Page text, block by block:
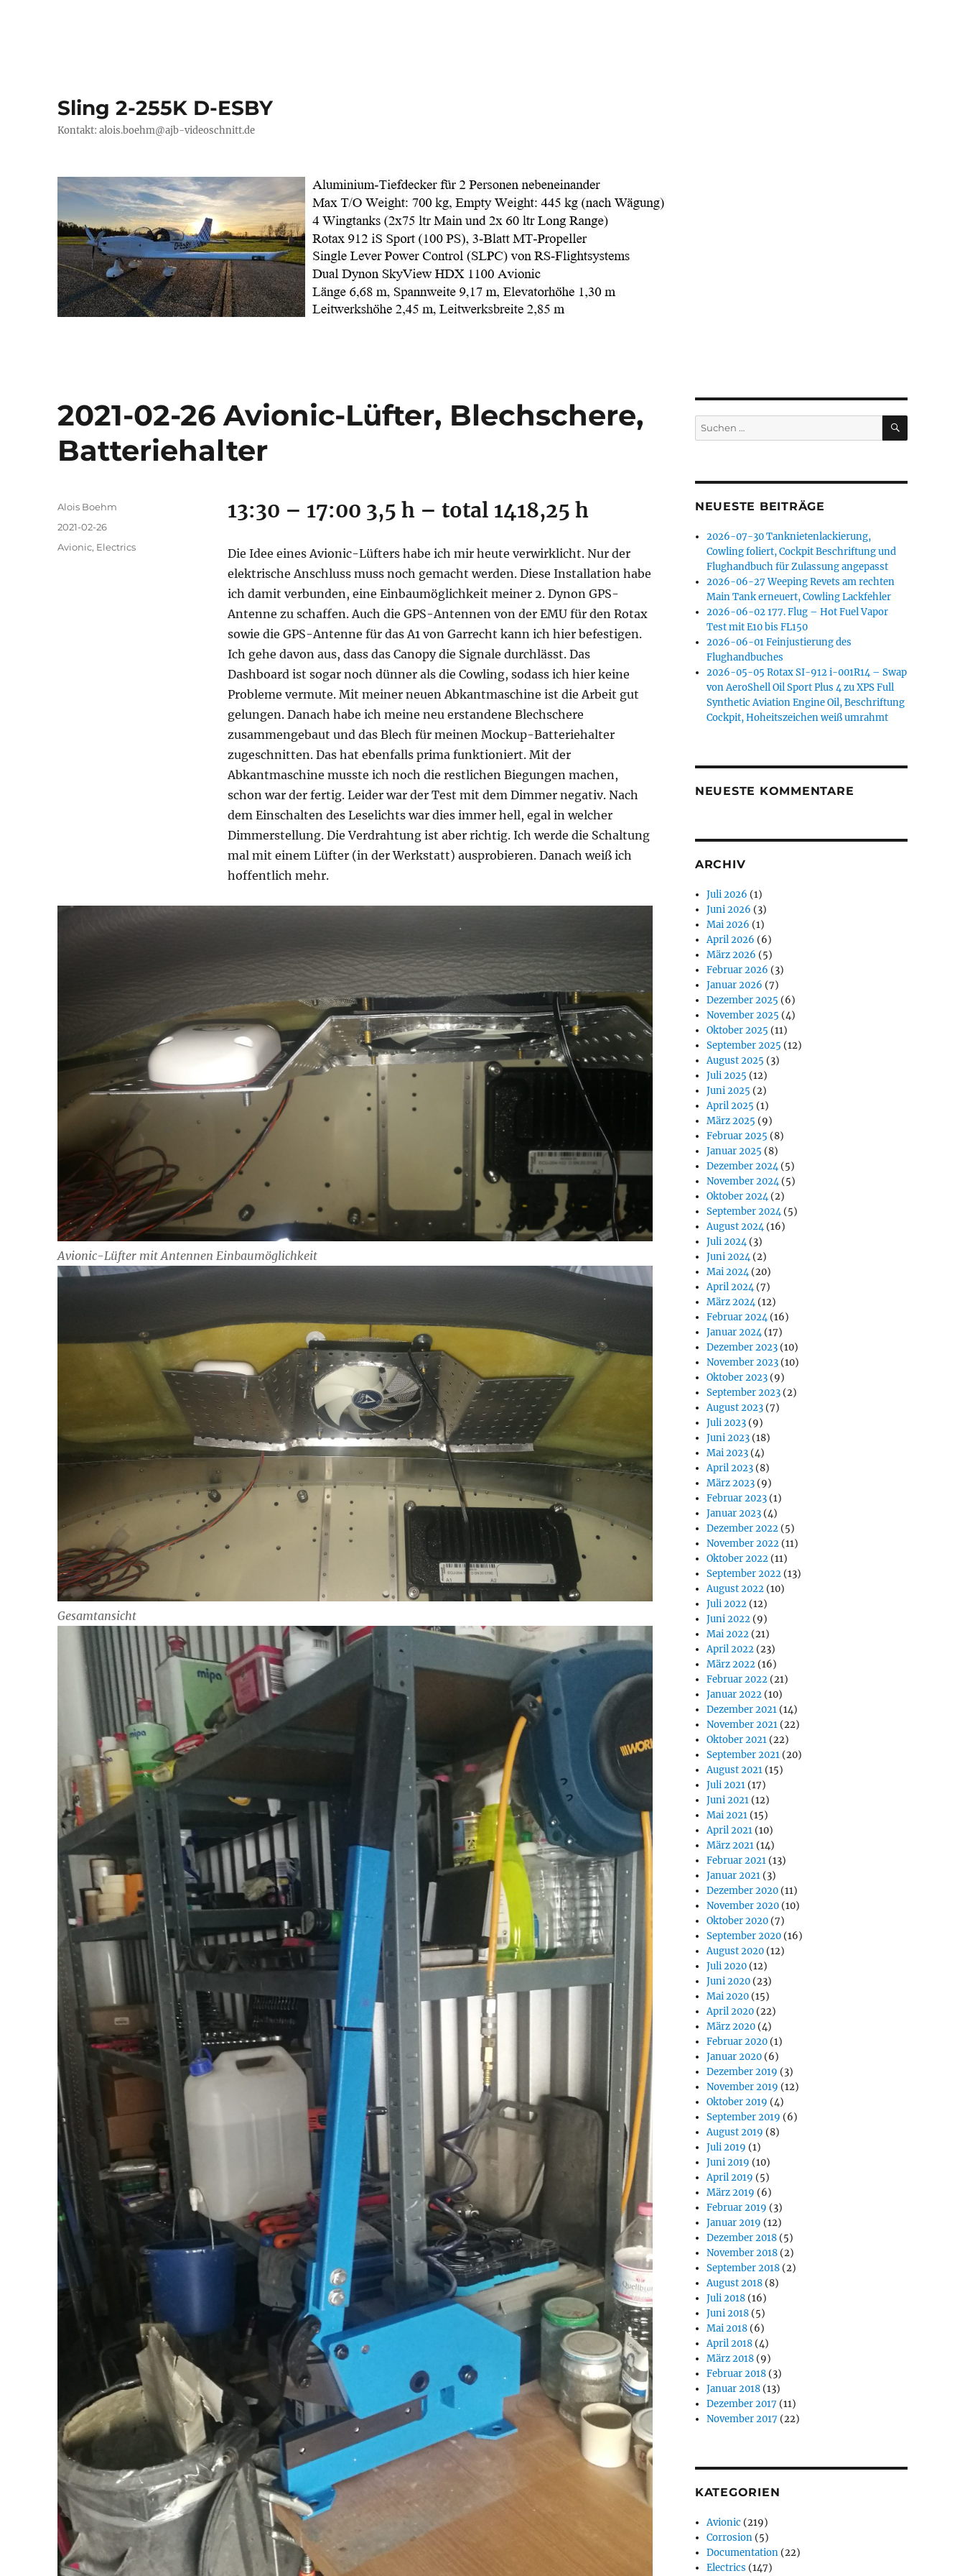
Sling 2-255K D-ESBY
Kontakt: alois.boehm@ajb-videoschnitt.de
2021-02-26 Avionic-Lüfter, Blechschere,
Batteriehalter
13:30 – 17:00 3,5 h – total 1418,25 h
Die Idee eines Avionic-Lüfters habe ich mir heute verwirklicht. Nur der
elektrische Anschluss muss noch gemacht werden. Diese Installation habe
ich damit verbunden, eine Einbaumöglichkeit meiner 2. Dynon GPS-
Antenne zu schaffen. Auch die GPS-Antennen von der EMU für den Rotax
sowie die GPS-Antenne für das A1 von Garrecht kann ich hier befestigen.
Ich gehe davon aus, dass das Canopy die Signale durchlässt. Das
Dashboard ist sogar noch dünner als die Cowling, sodass ich hier keine
Probleme vermute. Mit meiner neuen Abkantmaschine ist die Arbeit gut
gelungen. Danach habe ich meine neu erstandene Blechschere
zusammengebaut und das Blech für meinen Mockup-Batteriehalter
zugeschnitten. Das hat ebenfalls prima funktioniert. Mit der
Abkantmaschine musste ich noch die restlichen Biegungen machen,
schon war der fertig. Leider war der Test mit dem Dimmer negativ. Nach
dem Einschalten des Leselichts war dies immer hell, egal in welcher
Dimmerstellung. Die Verdrahtung ist aber richtig. Ich werde die Schaltung
mal mit einem Lüfter (in der Werkstatt) ausprobieren. Danach weiß ich
hoffentlich mehr.
Avionic-Lüfter mit Antennen Einbaumöglichkeit
Gesamtansicht
Autor
Alois Boehm
Veröffentlicht
am
2021-02-26
Kategorien
Avionic, Electrics
Suchen
nach:
SUCHEN
NEUESTE BEITRÄGE
2026-07-30 Tanknietenlackierung,
Cowling foliert, Cockpit Beschriftung und
Flughandbuch für Zulassung angepasst
2026-06-27 Weeping Revets am rechten
Main Tank erneuert, Cowling Lackfehler
2026-06-02 177. Flug – Hot Fuel Vapor
Test mit E10 bis FL150
2026-06-01 Feinjustierung des
Flughandbuches
2026-05-05 Rotax SI-912 i-001R14 – Swap
von AeroShell Oil Sport Plus 4 zu XPS Full
Synthetic Aviation Engine Oil, Beschriftung
Cockpit, Hoheitszeichen weiß umrahmt
NEUESTE KOMMENTARE
ARCHIV
Juli 2026 (1)
Juni 2026 (3)
Mai 2026 (1)
April 2026 (6)
März 2026 (5)
Februar 2026 (3)
Januar 2026 (7)
Dezember 2025 (6)
November 2025 (4)
Oktober 2025 (11)
September 2025 (12)
August 2025 (3)
Juli 2025 (12)
Juni 2025 (2)
April 2025 (1)
März 2025 (9)
Februar 2025 (8)
Januar 2025 (8)
Dezember 2024(5)
November 2024(5)
Oktober 2024(2)
September 2024(5)
August 2024(16)
Juli 2024(3)
Juni 2024(2)
Mai 2024(20)
April 2024(7)
März 2024(12)
Februar 2024(16)
Januar 2024(17)
Dezember 2023 (10)
November 2023 (10)
Oktober 2023 (9)
September 2023 (2)
August 2023 (7)
Juli 2023 (9)
Juni 2023 (18)
Mai 2023 (4)
April 2023 (8)
März 2023 (9)
Februar 2023 (1)
Januar 2023 (4)
Dezember 2022 (5)
November 2022 (11)
Oktober 2022 (11)
September 2022 (13)
August 2022 (10)
Juli 2022 (12)
Juni 2022 (9)
Mai 2022 (21)
April 2022 (23)
März 2022 (16)
Februar 2022 (21)
Januar 2022 (10)
Dezember 2021 (14)
November 2021 (22)
Oktober 2021 (22)
September 2021 (20)
August 2021 (15)
Juli 2021 (17)
Juni 2021 (12)
Mai 2021 (15)
April 2021 (10)
März 2021 (14)
Februar 2021 (13)
Januar 2021 (3)
Dezember 2020 (11)
November 2020 (10)
Oktober 2020 (7)
September 2020 (16)
August 2020 (12)
Juli 2020 (12)
Juni 2020 (23)
Mai 2020 (15)
April 2020 (22)
März 2020 (4)
Februar 2020 (1)
Januar 2020 (6)
Dezember 2019 (3)
November 2019 (12)
Oktober 2019 (4)
September 2019 (6)
August 2019 (8)
Juli 2019 (1)
Juni 2019 (10)
April 2019 (5)
März 2019 (6)
Februar 2019 (3)
Januar 2019 (12)
Dezember 2018 (5)
November 2018 (2)
September 2018 (2)
August 2018 (8)
Juli 2018 (16)
Juni 2018 (5)
Mai 2018 (6)
April 2018 (4)
März 2018 (9)
Februar 2018 (3)
Januar 2018 (13)
Dezember 2017 (11)
November 2017 (22)
KATEGORIEN
Avionic (219)
Corrosion (5)
Documentation (22)
Electrics (147)